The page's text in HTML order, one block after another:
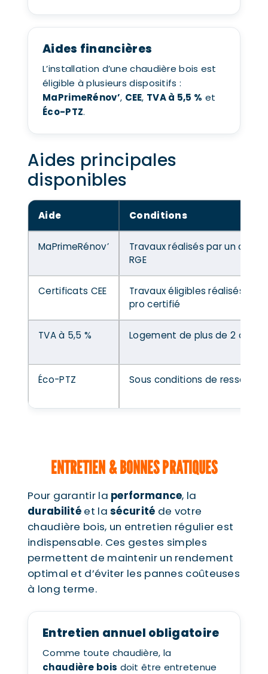
Aides financières
L’installation d’une chaudière bois est
éligible à plusieurs dispositifs :
MaPrimeRénov’, CEE, TVA à 5,5 % et
Éco-PTZ.
Aides principales
disponibles
Aide Conditions
MaPrimeRénov’
Travaux réalisés par un
RGE
Certificats CEE
Travaux éligibles réalisés par
pro certifié
TVA à 5,5 % Logement de plus de 2 ans
Éco-PTZ Sous conditions de
ENTRETIEN & BONNES PRATIQUES
Pour garantir la performance, la
durabilité et lasécurité de votre
chaudière bois, un entretien régulier est
indispensable. Ces gestes simples
permettent de maintenir un rendement
optimal et d’éviter les pannes coûteuses
à long terme.
Entretien annuel obligatoire
Comme toute chaudière, la
chaudière bois doit être entretenue